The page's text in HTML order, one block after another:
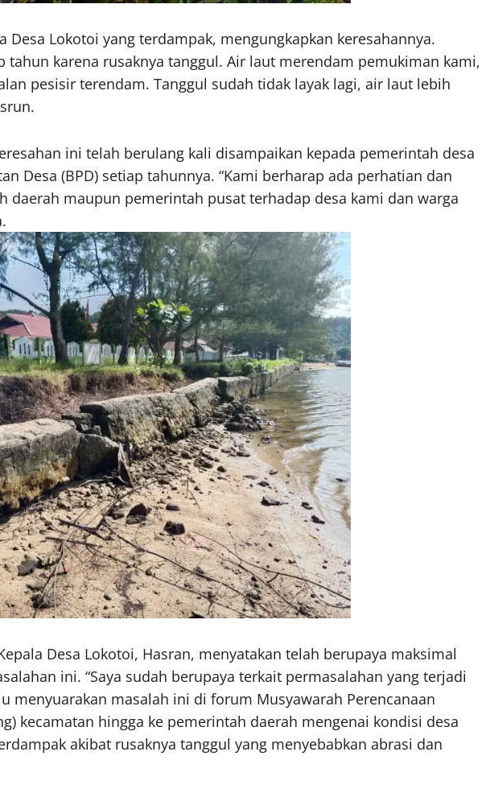
Desa Lokotoi yang terdampak, mengungkapkan keresahannya.
tahun karena rusaknya tanggul. Air laut merendam pemukiman kami,
pesisir terendam. Tanggul sudah tidak layak lagi, air laut lebih
ini telah berulang kali disampaikan kepada pemerintah desa
Desa (BPD) setiap tahunnya. “Kami berharap ada perhatian dan
daerah maupun pemerintah pusat terhadap desa kami dan warga
Desa Lokotoi, Hasran, menyatakan telah berupaya maksimal
ini. “Saya sudah berupaya terkait permasalahan yang terjadi
menyuarakan masalah ini di forum Musyawarah Perencanaan
kecamatan hingga ke pemerintah daerah mengenai kondisi desa
akibat rusaknya tanggul yang menyebabkan abrasi dan